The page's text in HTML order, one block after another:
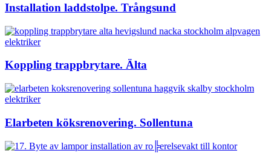
Installation laddstolpe. Trångsund
Koppling trappbrytare. Älta
Elarbeten köksrenovering. Sollentuna